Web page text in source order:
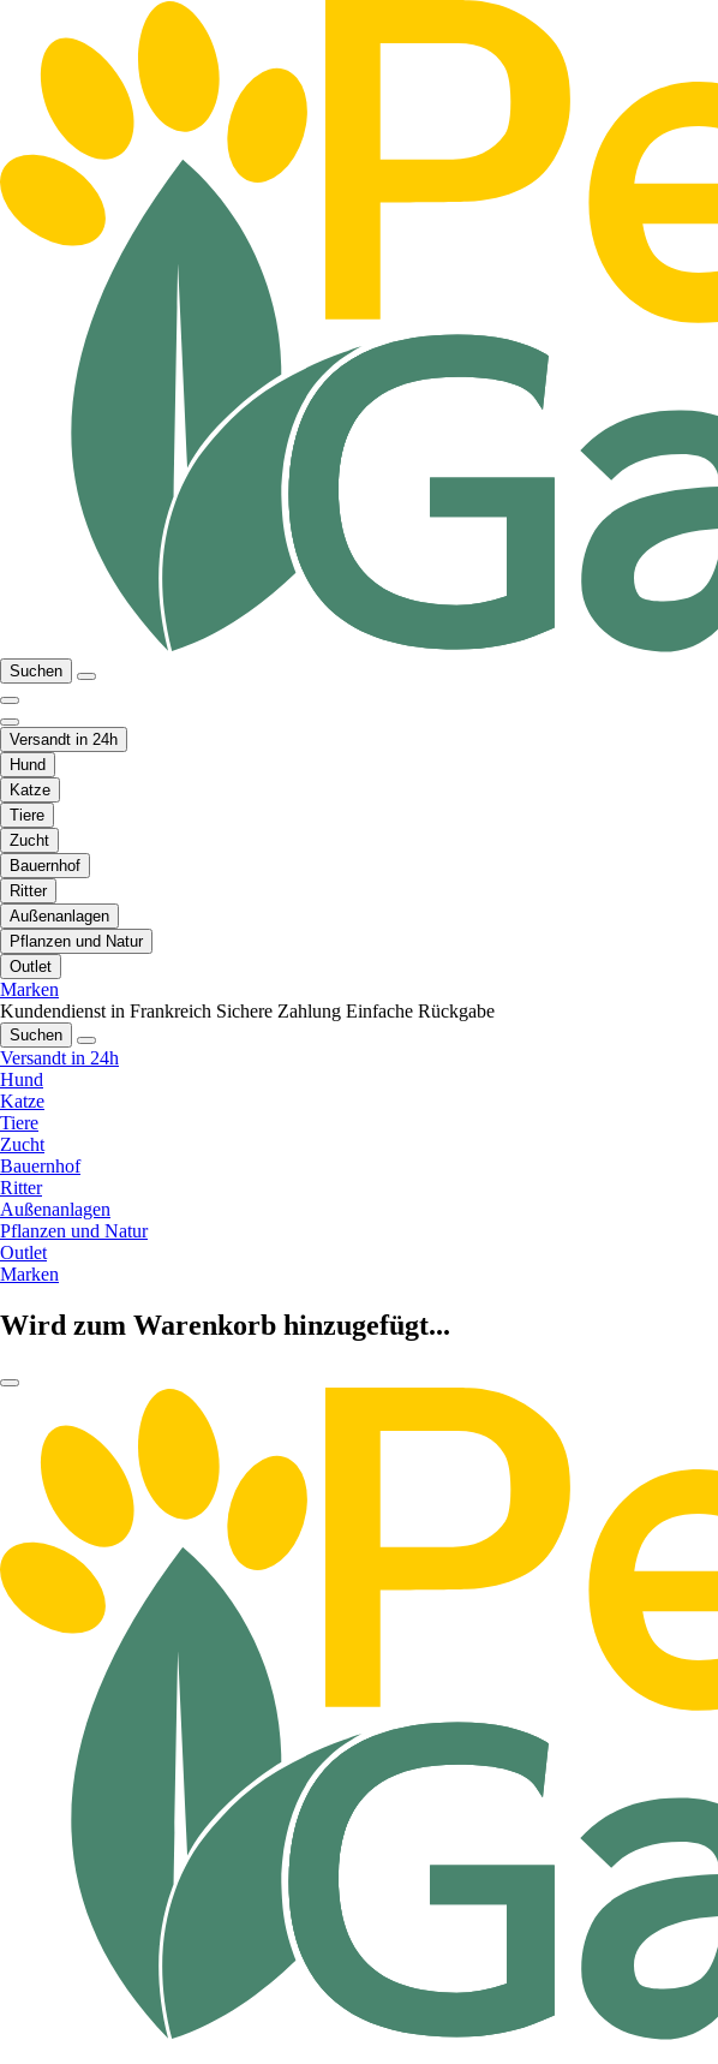
Suchen
Versandt in 24h
Hund
Katze
Tiere
Zucht
Bauernhof
Ritter
Außenanlagen
Pflanzen und Natur
Outlet
Marken
Kundendienst in Frankreich Sichere Zahlung Einfache Rückgabe
Suchen
Versandt in 24h
Hund
Katze
Tiere
Zucht
Bauernhof
Ritter
Außenanlagen
Pflanzen und Natur
Outlet
Marken
Wird zum Warenkorb hinzugefügt...